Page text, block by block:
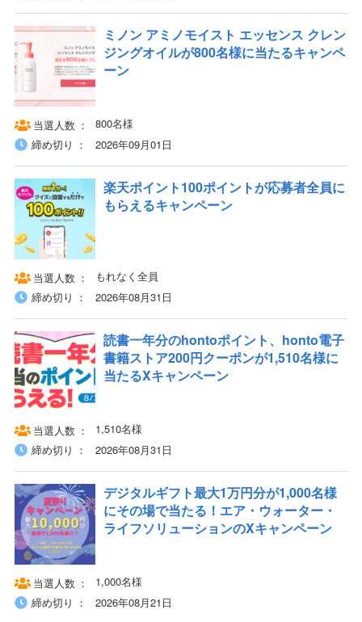
ミノン アミノモイスト エッセンス クレン
ジングオイルが800名様に当たるキャンペ
ーン
当選人数
800名様
締め切り
2026年09月01日
楽天ポイント100ポイントが応募者全員に
もらえるキャンペーン
当選人数
もれなく全員
締め切り
2026年08月31日
読書一年分のhontoポイント、honto電子
書籍ストア200円クーポンが1,510名様に
当たるXキャンペーン
当選人数
1,510名様
締め切り
2026年08月31日
デジタルギフト最大1万円分が1,000名様
にその場で当たる！エア・ウォーター・
ライフソリューションのXキャンペーン
当選人数
1,000名様
締め切り
2026年08月21日